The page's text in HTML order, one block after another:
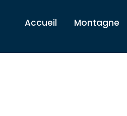
Accueil Montagne